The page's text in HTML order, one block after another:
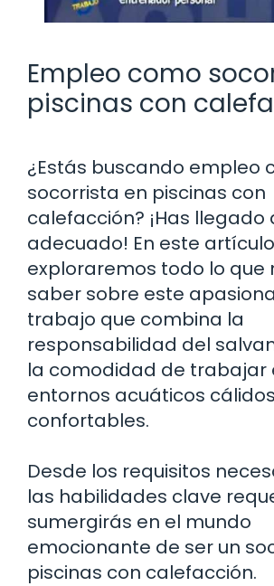
Empleo como
piscinas con
¿Estás buscando empleo
socorrista en piscinas con
calefacción? ¡Has llegado
adecuado! En este
exploraremos todo lo que
saber sobre este
trabajo que combina la
responsabilidad del
la comodidad de trabajar
entornos acuáticos
confortables.
Desde los requisitos
las habilidades clave
sumergirás en el mundo
emocionante de ser un
piscinas con calefacción.